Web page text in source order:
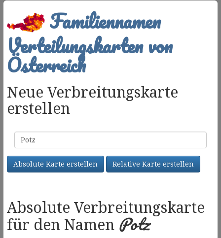
Familiennamen
Verteilungskarten von
Österreich
Neue Verbreitungskarte
erstellen
Familienname
Absolute Karte erstellen Relative Karte erstellen
Absolute Verbreitungskarte
für den Namen Potz